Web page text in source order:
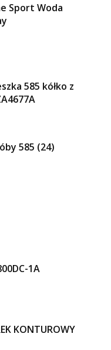
Sport Woda
585 kółko z
585 (24)
1A
KONTUROWY